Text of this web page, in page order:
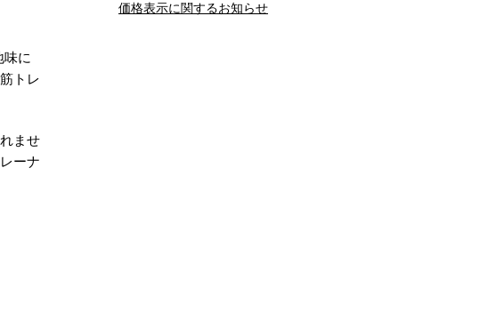
味に
トレ
ませ
ーナ
夫との関係
新津春子 どか食い
価格表示に関するお知らせ